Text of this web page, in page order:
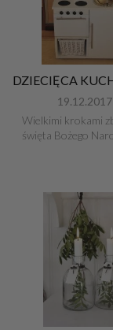
DZIECIĘCA
Wielkimi krokami
święta Bożego